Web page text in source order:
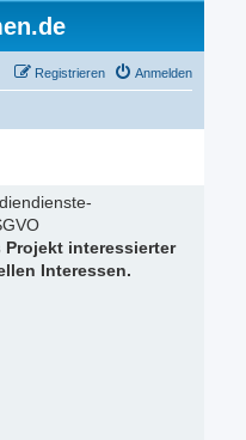
Anmelden
Registrieren
Projekt interessierter
Interessen.